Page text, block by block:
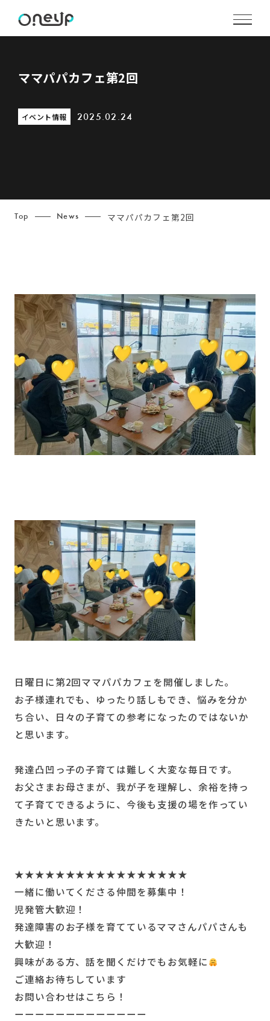
ママパパカフェ第2回
イベント情報 2025.02.24
Top News ママパパカフェ第2回
日曜日に第2回ママパパカフェを開催しました。
お子様連れでも、ゆったり話しもでき、悩みを分か
ち合い、日々の子育ての参考になったのではないか
と思います。
発達凸凹っ子の子育ては難しく大変な毎日です。
お父さまお母さまが、我が子を理解し、余裕を持っ
て子育てできるように、今後も支援の場を作ってい
きたいと思います。
★★★★★★★★★★★★★★★★★
一緒に働いてくださる仲間を募集中！
児発管大歓迎！
発達障害のお子様を育てているママさんパパさんも
大歓迎！
興味がある方、話を聞くだけでもお気軽に
ご連絡お待ちしています
お問い合わせはこちら！
ーーーーーーーーーーーーー